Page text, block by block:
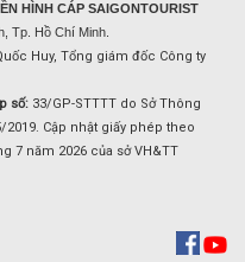
HÌNH CÁP SAIGONTOURIST
Tp. Hồ Chí Minh.
Huy, Tổng giám đốc Công ty
số: 33/GP-STTTT do Sở Thông
Cập nhật giấy phép theo
7 năm 2026 của sở VH&TT